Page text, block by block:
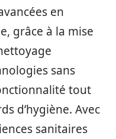
en
grâce à la mise
sans
tout
d’hygiène. Avec
sanitaires